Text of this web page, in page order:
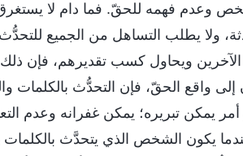
وعدم فهمه للحقّ. فما دام لا
ولا يطلب التساهل من الجميع
الآخرين ويحاول كسب تقديرهم، فإن
واقع الحقّ، فإن التحدُّث بالكلمات
يمكن تبريره؛ يمكن غفرانه وعدم
يكون الشخص الذي يتحدَّث بالكلمات